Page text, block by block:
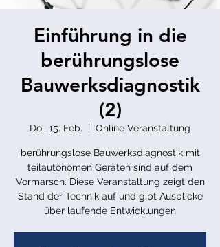
Einführung in die
berührungslose
Bauwerksdiagnostik
(2)
Do., 15. Feb.
  |
Online Veranstaltung
berührungslose Bauwerksdiagnostik mit
teilautonomen Geräten sind auf dem
Vormarsch. Diese Veranstaltung zeigt den
Stand der Technik auf und gibt Ausblicke
über laufende Entwicklungen